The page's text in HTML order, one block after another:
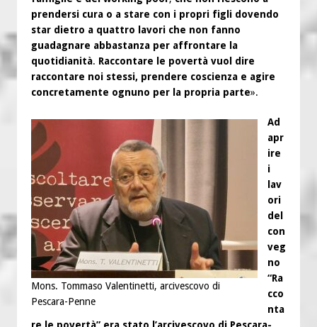
prendersi cura o a stare con i propri figli dovendo
star dietro a quattro lavori che non fanno
guadagnare abbastanza per affrontare la
quotidianità. Raccontare le povertà vuol dire
raccontare noi stessi, prendere coscienza e agire
concretamente ognuno per la propria parte».
Mons. Tommaso Valentinetti, arcivescovo di
Pescara-Penne
Ad
apr
ire
i
lav
ori
del
con
veg
no
“Ra
cco
nta
re le povertà” era stato l’arcivescovo di Pescara-